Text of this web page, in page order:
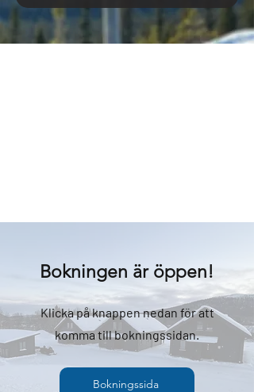
Bokningen är öppen!
Klicka på knappen nedan för att
komma till bokningssidan.
Bokningssida